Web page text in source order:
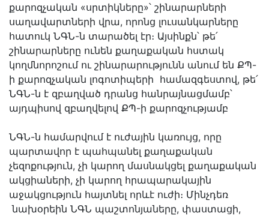
քարոզչական «սրտիկները»՝ շինարարների
սաղավարտների վրա, որոնց լուսանկարները
հատուկ ՆԳՆ-ն տարածել էր։ Այսինքն՝ թե՛
շինարարները ունեն քաղաքական հստակ
կողմնորոշում ու շինարարությունն անում են ՔՊ-
ի քարոզչական լոգոտիպերի համազգեստով, թե՛
ՆԳՆ-ն է զբաղված դրանց հանրայնացմամբ՝
այդպիսով զբաղվելով ՔՊ-ի քարոզչությամբ
ՆԳՆ-ն համարվում է ուժային կառույց, որը
պարտավոր է պահպանել քաղաքական
չեզոքություն, չի կարող մասնակցել քաղաքական
ակցիաների, չի կարող հրապարակային
աջակցություն հայտնել որևէ ուժի։ Մինչդեռ
նախօրեին ՆԳՆ պաշտոնյաները, փաստացի,